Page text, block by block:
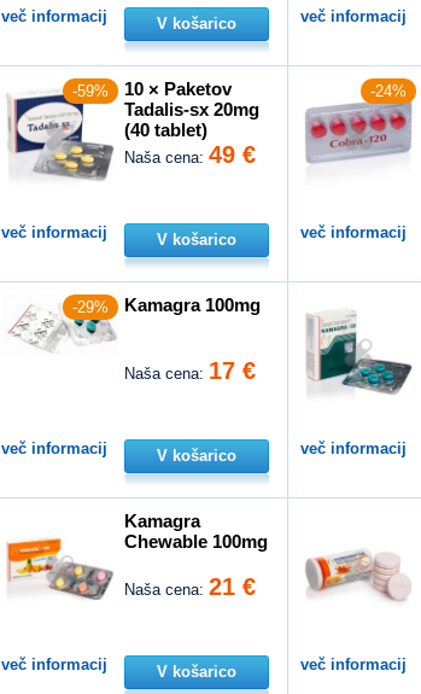
več informacij V košarico več informacij
-59%
10 × Paketov
Tadalis-sx 20mg
(40 tablet)
Naša cena:49 €
več informacij V košarico
-24%
več informacij
-29% Kamagra 100mg
Naša cena: 17 €
več informacij V košarico več informacij
Kamagra
Chewable 100mg
Naša cena:21 €
več informacij V košarico več informacij